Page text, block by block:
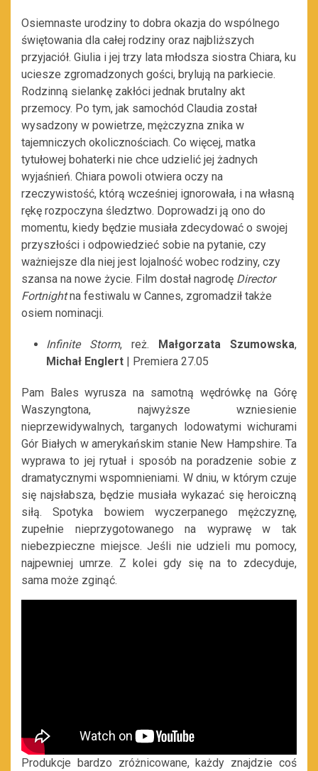
Osiemnaste urodziny to dobra okazja do wspólnego
świętowania dla całej rodziny oraz najbliższych
przyjaciół. Giulia i jej trzy lata młodsza siostra Chiara, ku
uciesze zgromadzonych gości, brylują na parkiecie.
Rodzinną sielankę zakłóci jednak brutalny akt
przemocy. Po tym, jak samochód Claudia został
wysadzony w powietrze, mężczyzna znika w
tajemniczych okolicznościach. Co więcej, matka
tytułowej bohaterki nie chce udzielić jej żadnych
wyjaśnień. Chiara powoli otwiera oczy na
rzeczywistość, którą wcześniej ignorowała, i na własną
rękę rozpoczyna śledztwo. Doprowadzi ją ono do
momentu, kiedy będzie musiała zdecydować o swojej
przyszłości i odpowiedzieć sobie na pytanie, czy
ważniejsze dla niej jest lojalność wobec rodziny, czy
szansa na nowe życie. Film dostał nagrodę Director
Fortnightna festiwalu w Cannes, zgromadził także
osiem nominacji.
Infinite Storm, reż. Małgorzata Szumowska,
Michał Englert | Premiera 27.05
Pam Bales wyrusza na samotną wędrówkę na Górę
Waszyngtona, najwyższe wzniesienie
nieprzewidywalnych, targanych lodowatymi wichurami
Gór Białych w amerykańskim stanie New Hampshire. Ta
wyprawa to jej rytuał i sposób na poradzenie sobie z
dramatycznymi wspomnieniami. W dniu, w którym czuje
się najsłabsza, będzie musiała wykazać się heroiczną
siłą. Spotyka bowiem wyczerpanego mężczyznę,
zupełnie nieprzygotowanego na wyprawę w tak
niebezpieczne miejsce. Jeśli nie udzieli mu pomocy,
najpewniej umrze. Z kolei gdy się na to zdecyduje,
sama może zginąć.
Produkcje bardzo zróżnicowane, każdy znajdzie coś